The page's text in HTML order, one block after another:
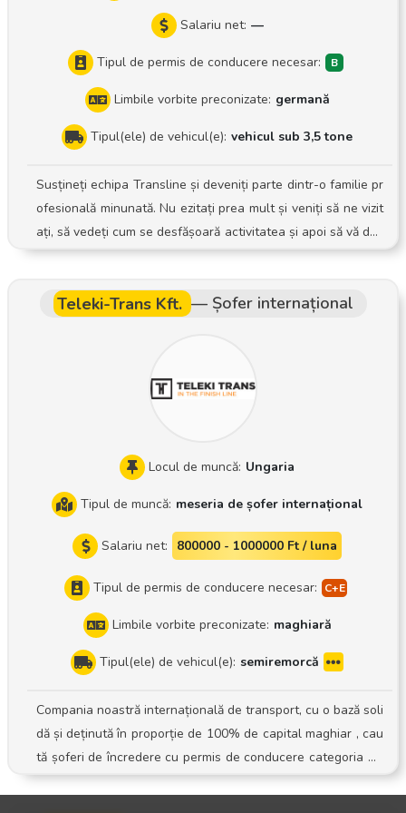
Salariu net: —
Tipul de permis de conducere necesar:
Limbile vorbite preconizate: germană
Tipul(ele) de vehicul(e): vehicul sub 3,5 tone
Susțineți echipa Transline și deveniți parte dintr-o familie pr
ofesională minunată. Nu ezitați prea mult și veniți să ne vizit
ați, să vedeți cum se desfășoară activitatea și apoi să vă dec
ideți. Sarcinile dumneavoastră Pregătirea și planificarea tras
are Livrarea și preluarea la timp a expedierilor, atât pentruTeleki-Trans Kft. — Șofer internațional
Locul de muncă: Ungaria
Tipul de muncă: meseria de șofer internațional
Salariu net: 800000 - 1000000 Ft / luna
Tipul de permis de conducere necesar:
Limbile vorbite preconizate: maghiară
Tipul(ele) de vehicul(e): semiremorcă
Compania noastră internațională de transport, cu o bază soli
dă și deținută în proporție de 100% de capital maghiar , cau
tă șoferi de încredere cu permis de conducere categoria CE
pentru echipa sa în plină expansiune! Activitatea: Conducer